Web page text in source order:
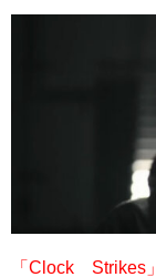
「 Clock Strikes」